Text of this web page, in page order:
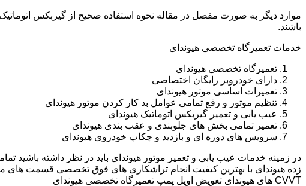
باشند.
خدمات تعمیرگاه تخصصی هیوندای
تعمیرگاه تخصصی هیوندای
دارای خودروبر رایگان اختصاصی
تعمیرات اساسی موتور هیوندای
تنظیم موتور و رفع تمامی عوامل بد کار کردن موتور هیوندای
عیب یابی و تعمیر گیربکس اتوماتیک هیوندای
تعمیر تمامی بخش های جلوبندی و عقب بندی هیوندای
سرویس های دوره ای و بازدید و چکاپ خودروی هیوندای
در زمینه خدمات عیب یابی و تعمیر موتور هیوندای باید در نظر داشته باشید
زده هیوندای با بهترین کیفیت انجام تراشکاری های فوق تخصصی قسمت های
CVVT های هیوندای تعویض اویل پمپ تعمیرگاه تخصصی هیوندای